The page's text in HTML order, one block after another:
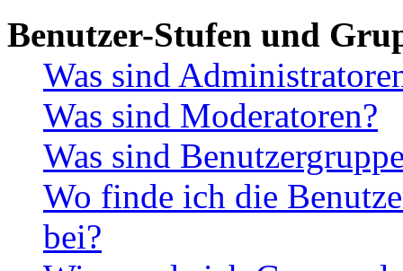
Benutzer-Stufen und
Was sind
Was sind Moderatoren?
Was sind
Wo finde ich die
bei?